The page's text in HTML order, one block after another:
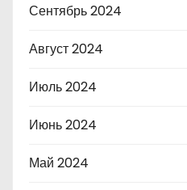
Сентябрь 2024
Август 2024
Июль 2024
Июнь 2024
Май 2024